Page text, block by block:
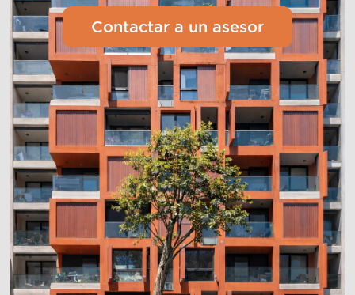
Contactar a un asesor